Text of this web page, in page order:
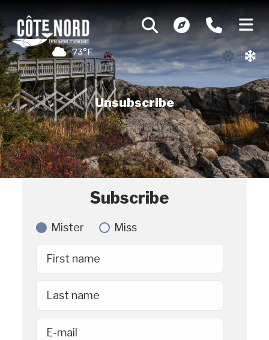
73°F
Unsubscribe
Subscribe
Mister Miss
First name
Last name
E-mail